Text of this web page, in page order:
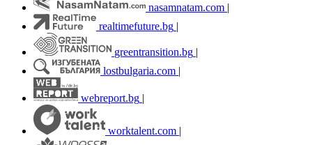
nasamnatam.com |
realtimefuture.bg |
greentransition.bg |
lostbulgaria.com |
webreport.bg |
worktalent.com |